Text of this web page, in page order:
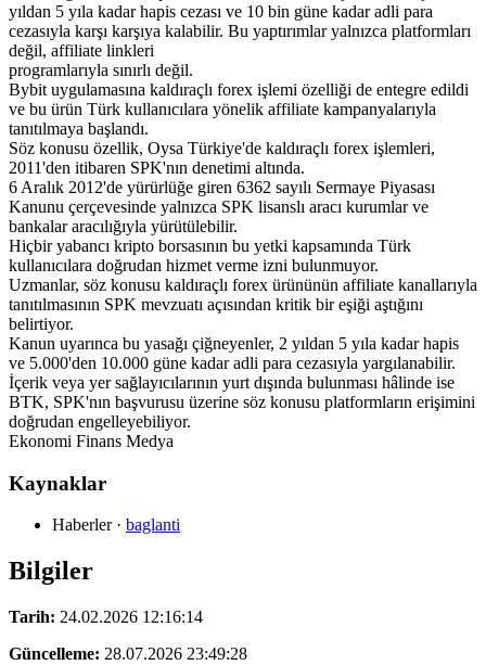
yıldan 5 yıla kadar hapis cezası ve 10 bin güne kadar adli para
cezasıyla karşı karşıya kalabilir. Bu yaptırımlar yalnızca platformları
değil, affiliate linkleri
programlarıyla sınırlı değil.
Bybit uygulamasına kaldıraçlı forex işlemi özelliği de entegre edildi
ve bu ürün Türk kullanıcılara yönelik affiliate kampanyalarıyla
tanıtılmaya başlandı.
Söz konusu özellik, Oysa Türkiye'de kaldıraçlı forex işlemleri,
2011'den itibaren SPK'nın denetimi altında.
6 Aralık 2012'de yürürlüğe giren 6362 sayılı Sermaye Piyasası
Kanunu çerçevesinde yalnızca SPK lisanslı aracı kurumlar ve
bankalar aracılığıyla yürütülebilir.
Hiçbir yabancı kripto borsasının bu yetki kapsamında Türk
kullanıcılara doğrudan hizmet verme izni bulunmuyor.
Uzmanlar, söz konusu kaldıraçlı forex ürününün affiliate kanallarıyla
tanıtılmasının SPK mevzuatı açısından kritik bir eşiği aştığını
belirtiyor.
Kanun uyarınca bu yasağı çiğneyenler, 2 yıldan 5 yıla kadar hapis
ve 5.000'den 10.000 güne kadar adli para cezasıyla yargılanabilir.
İçerik veya yer sağlayıcılarının yurt dışında bulunması hâlinde ise
BTK, SPK'nın başvurusu üzerine söz konusu platformların erişimini
doğrudan engelleyebiliyor.
Ekonomi Finans Medya
Kaynaklar
Haberler· baglanti
Bilgiler
Tarih: 24.02.2026 12:16:14
Güncelleme: 28.07.2026 23:49:28